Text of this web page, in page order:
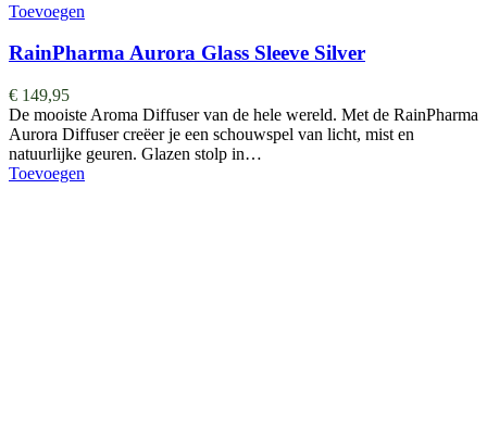
Toevoegen
RainPharma Aurora Glass Sleeve Silver
€ 149,95
De mooiste Aroma Diffuser van de hele wereld. ​​​​​​​​Met de RainPharma
Aurora Diffuser creëer je een schouwspel van licht, mist en
natuurlijke geuren. Glazen stolp in…
Toevoegen